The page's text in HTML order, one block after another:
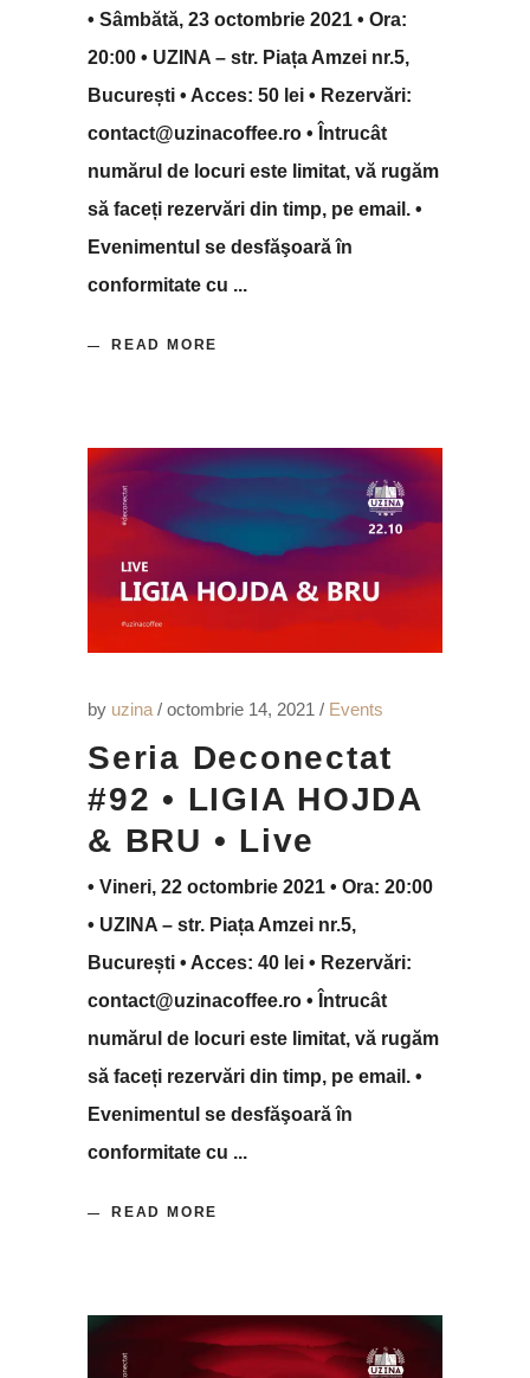
• Sâmbătă, 23 octombrie 2021 • Ora:
20:00 • UZINA – str. Piața Amzei nr.5,
București • Acces: 50 lei • Rezervări:
contact@uzinacoffee.ro • Întrucât
numărul de locuri este limitat, vă rugăm
să faceți rezervări din timp, pe email. •
Evenimentul se desfăşoară în
conformitate cu
READ MORE
by uzina octombrie 14, 2021 Events
Seria Deconectat
#92 • LIGIA HOJDA
& BRU • Live
• Vineri, 22 octombrie 2021 • Ora: 20:00
• UZINA – str. Piața Amzei nr.5,
București • Acces: 40 lei • Rezervări:
contact@uzinacoffee.ro • Întrucât
numărul de locuri este limitat, vă rugăm
să faceți rezervări din timp, pe email. •
Evenimentul se desfăşoară în
conformitate cu
READ MORE